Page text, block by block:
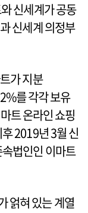
신세계가 공동
신세계 의정부
가 지분
를 각각 보유
트 온라인 쇼핑
2019년 3월 신
법인인 이마트
얽혀 있는 계열